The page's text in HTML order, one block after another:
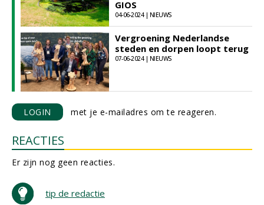
GIOS
04-06-2024 | NIEUWS
Vergroening Nederlandse
steden en dorpen loopt terug
07-06-2024 | NIEUWS
LOGIN met je e-mailadres om te reageren.
REACTIES
Er zijn nog geen reacties.
tip de redactie